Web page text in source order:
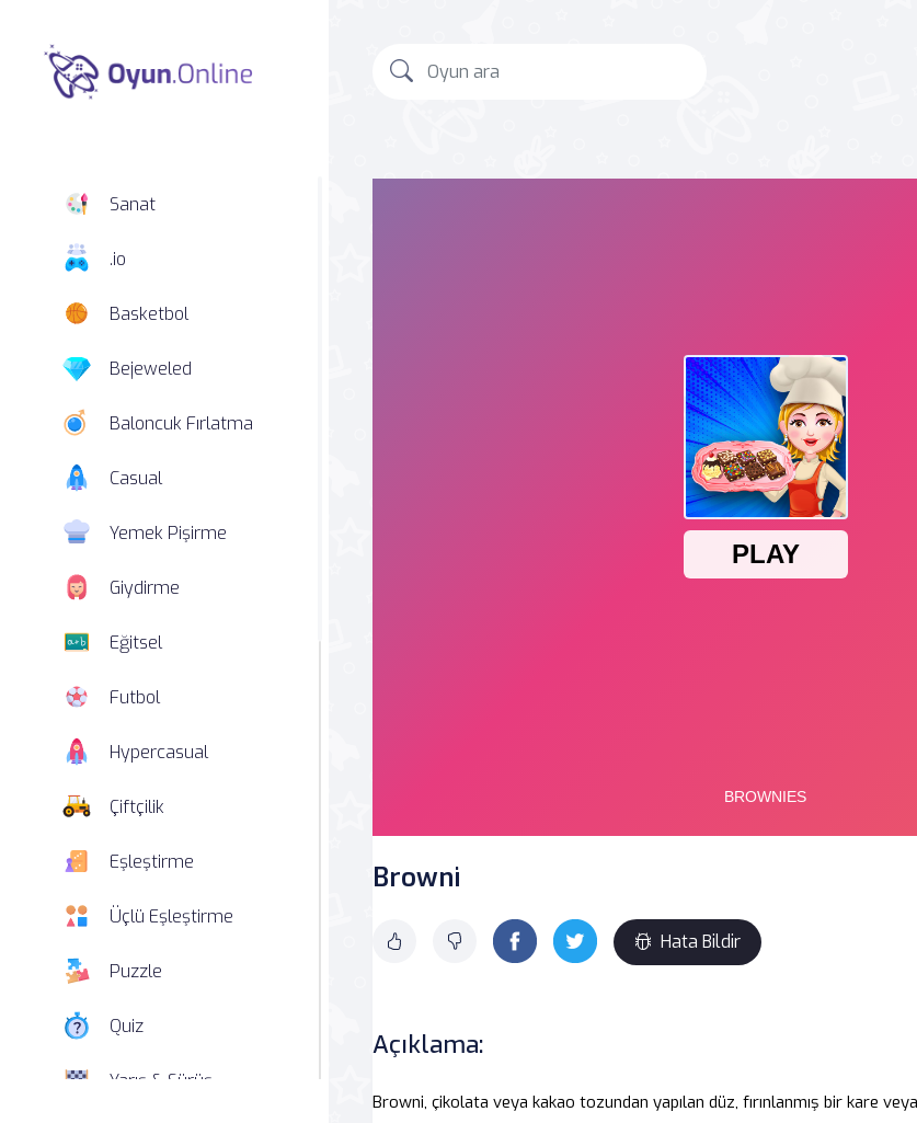
Sanat
.io
Basketbol
Bejeweled
Baloncuk Fırlatma
Casual
Yemek Pişirme
Giydirme
Eğitsel
Futbol
Hypercasual
Çiftçilik
Eşleştirme
Üçlü Eşleştirme
Puzzle
Quiz
Yarış & Sürüş
Browni
Hata Bildir
Açıklama:
Browni, çikolata veya kakao tozundan yapılan düz, fırınlanmış bir kare